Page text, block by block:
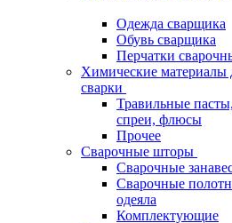
Одежда сварщика
Обувь сварщика
Перчатки
Химические материалы
сварки
Травильные пасты,
спреи, флюсы
Прочее
Сварочные шторы
Сварочные
Сварочные
одеяла
Комплектующие